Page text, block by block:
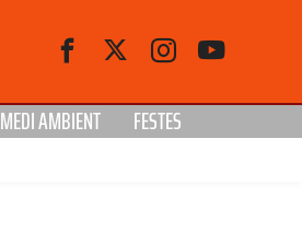
MEDI AMBIENT FESTES